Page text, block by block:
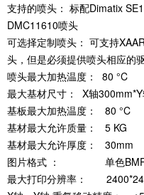
支持的喷头： 标配Dimatix
DMC11610喷头
可选择定制喷头： 可支持
头，但是必须提供喷头相应的
喷头最大加热温度： 80 °C
最大基材尺寸： X轴
基板最大加热温度： 80 °C
基材最大允许质量： 5 KG
基材最大允许厚度： 30mm
图片格式 ： 单色BMP
最大打印分辨率：